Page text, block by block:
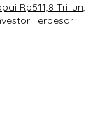
Rp511,8 Triliun,
Terbesar